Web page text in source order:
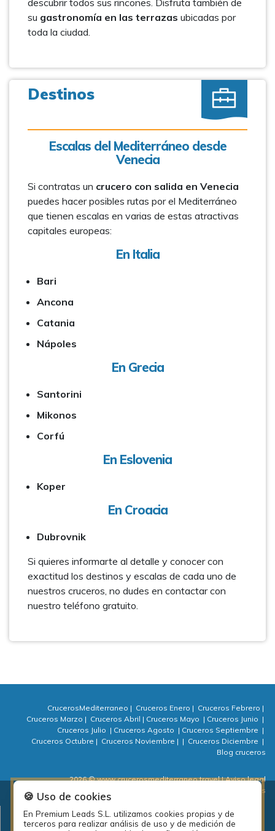
descubrir todos sus rincones. Disfruta también de
su gastronomía en las terrazas ubicadas por
toda la ciudad.
Destinos
Escalas del Mediterráneo desde
Venecia
Si contratas un crucero con salida en Venecia
puedes hacer posibles rutas por el Mediterráneo
que tienen escalas en varias de estas atractivas
capitales europeas:
En Italia
Bari
Ancona
Catania
Nápoles
En Grecia
Santorini
Mikonos
Corfú
En Eslovenia
Koper
En Croacia
Dubrovnik
Si quieres informarte al detalle y conocer con
exactitud los destinos y escalas de cada uno de
nuestros cruceros, no dudes en contactar con
nuestro teléfono gratuito.
CrucerosMediterraneo | Cruceros Enero | Cruceros Febrero |
Cruceros Marzo | Cruceros Abril | Cruceros Mayo | Cruceros Junio |
Cruceros Julio | Cruceros Agosto | Cruceros Septiembre |
Cruceros Octubre | Cruceros Noviembre | | Cruceros Diciembre |
Blog cruceros
2026 © www.crucerosmediterraneo.travel | Aviso legal
| Política de privacidad
| ⚙ Cookies
Plan de empleo local de la diputación de A Coruña: PEL Emprende
actividades 2018.
🍪 Uso de cookies
En Premium Leads S.L. utilizamos cookies propias y de
terceros para realizar análisis de uso y de medición de